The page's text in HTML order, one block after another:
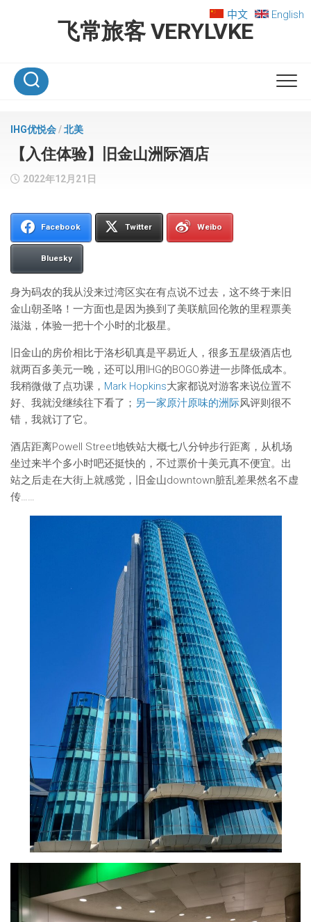
飞常旅客 VERYLVKE
中文 English
IHG优悦会/北美
【入住体验】旧金山洲际酒店
2022年12月21日
Facebook Twitter Weibo
Bluesky
身为码农的我从没来过湾区实在有点说不过去，这不终于来旧
金山朝圣咯！一方面也是因为换到了美联航回伦敦的里程票美
滋滋，体验一把十个小时的北极星。
旧金山的房价相比于洛杉矶真是平易近人，很多五星级酒店也
就两百多美元一晚，还可以用IHG的BOGO券进一步降低成本。
我稍微做了点功课， Mark Hopkins大家都说对游客来说位置不
好、我就没继续往下看了； 另一家原汁原味的洲际风评则很不
错，我就订了它。
酒店距离Powell Street地铁站大概七八分钟步行距离，从机场
坐过来半个多小时吧还挺快的，不过票价十美元真不便宜。出
站之后走在大街上就感觉，旧金山downtown脏乱差果然名不虚
传……